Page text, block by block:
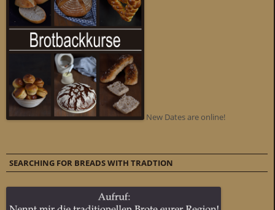
New Dates are online!
SEARCHING FOR BREADS WITH TRADTION